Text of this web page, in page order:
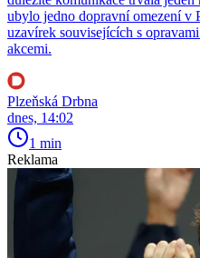
ubylo jedno dopravní omezení v
uzavírek souvisejících s
akcemi.
Plzeňská Drbna
dnes, 14:02
1 min
Reklama